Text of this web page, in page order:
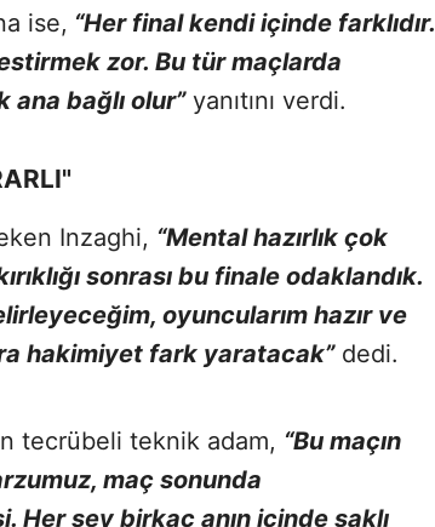
ise, “Her final kendi içinde farklıdır.
zor. Bu tür maçlarda
bağlı olur”yanıtını verdi.
Inzaghi, “Mental hazırlık çok
sonrası bu finale odaklandık.
oyuncularım hazır ve
hakimiyet fark yaratacak”dedi.
tecrübeli teknik adam, “Bu maçın
maç sonunda
Her şey birkaç anın içinde saklı